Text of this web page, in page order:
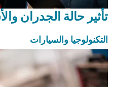
تأثير حالة الجدران
التكنولوجيا والسيارات